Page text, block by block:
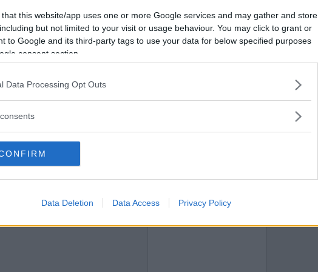
that this website/app uses one or more Google services and may gather and store
but not limited to your visit or usage behaviour. You may click to grant or
to Google and its third-party tags to use your data for below specified purposes
consent section.
Data Processing Opt Outs
Data Deletion Data Access Privacy Policy
vare sig tatueringar eller piercingar
2020-05-03 20:56
2020-05-03 21:07
Vill du bli
medlem?